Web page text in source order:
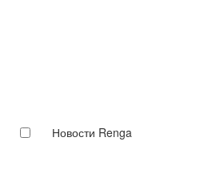
Новости Renga